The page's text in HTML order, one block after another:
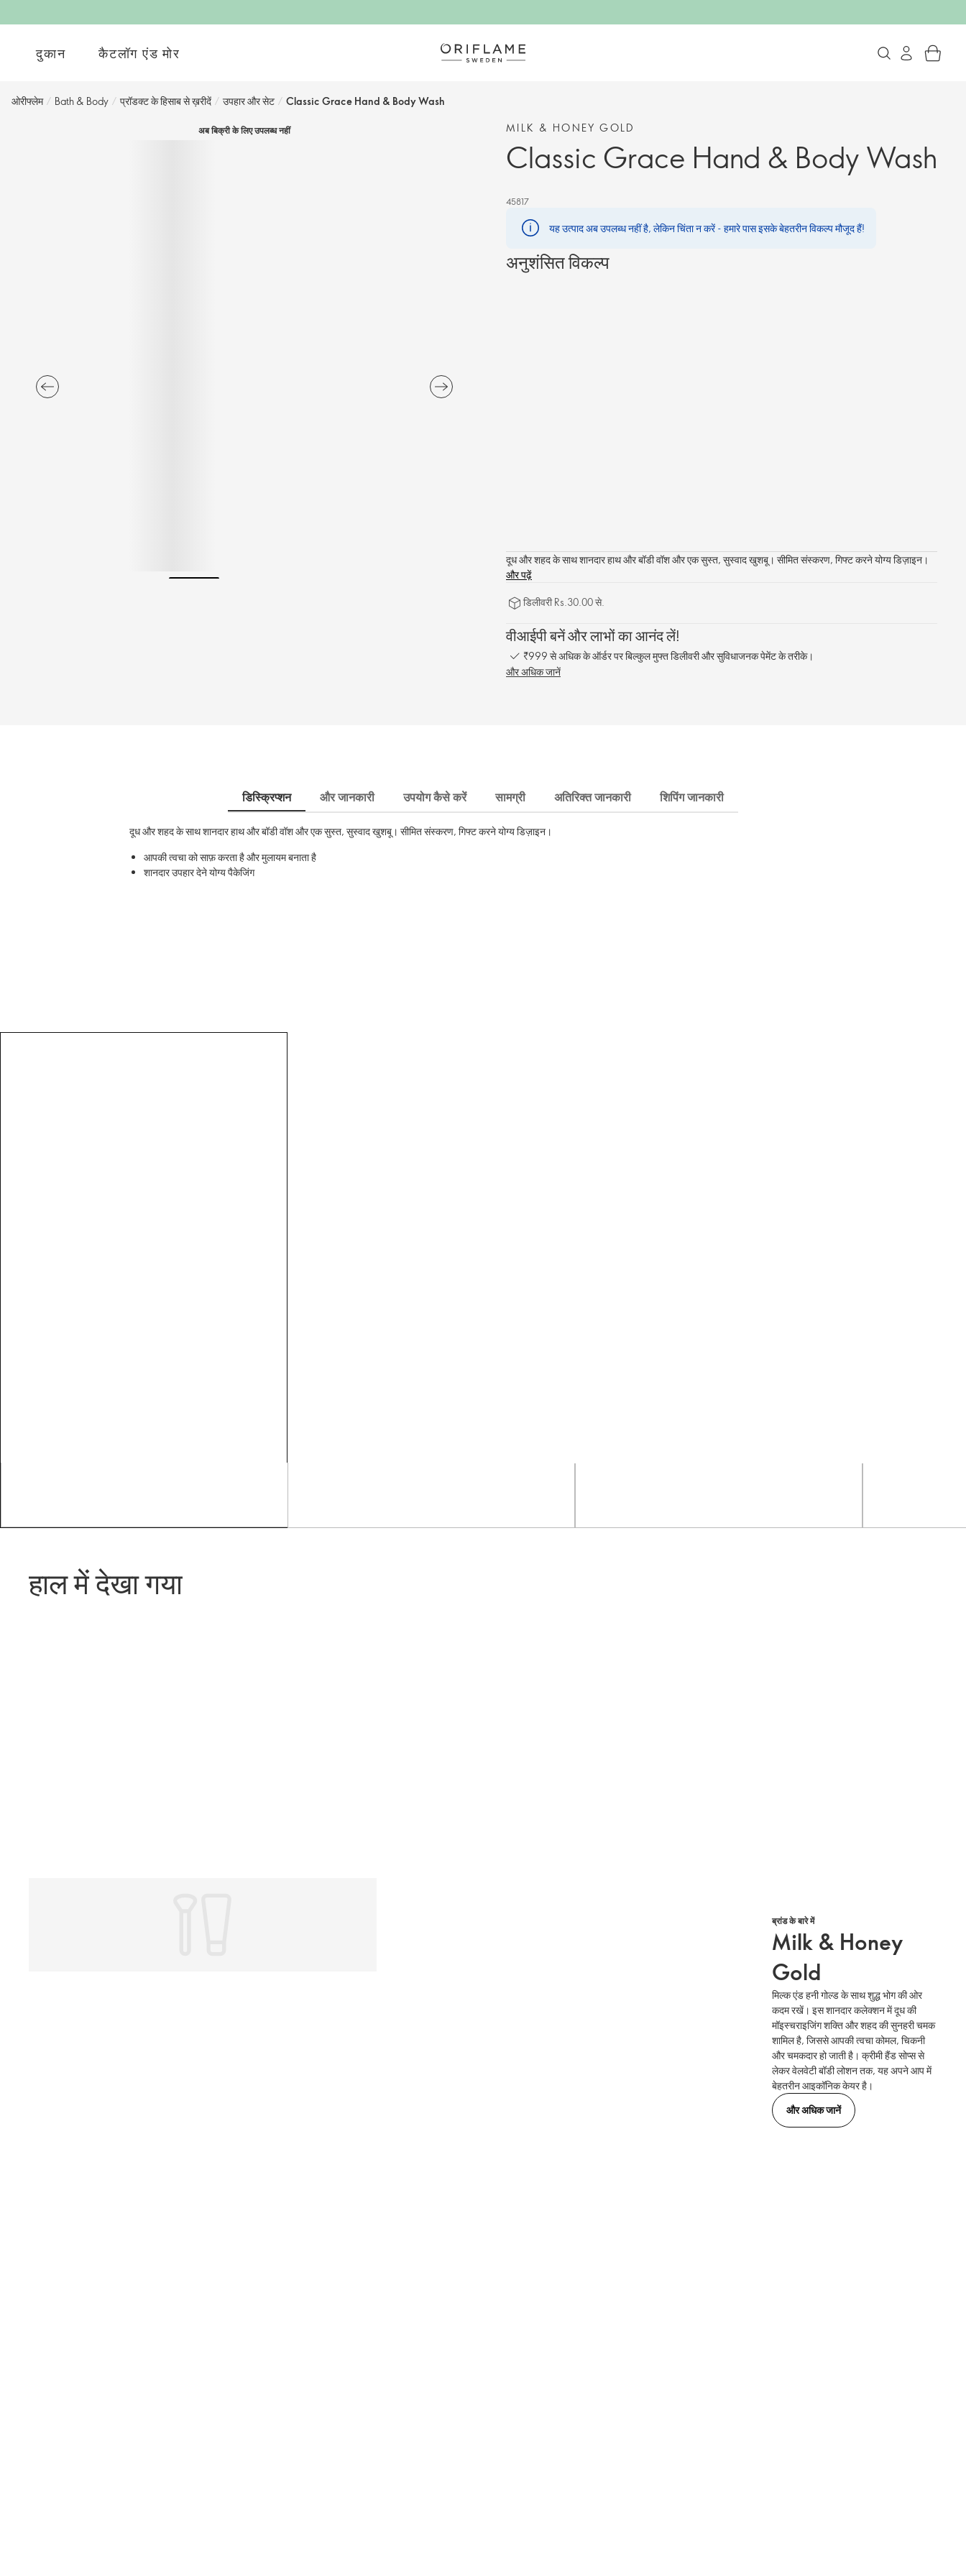
दुकान कैटलॉग एंड मोर
ओरीफ्लेम / Bath & Body / प्रॉडक्ट के हिसाब से ख़रीदें / उपहार और सेट / Classic Grace Hand & Body Wash
अब बिक्री के लिए उपलब्ध नहीं MILK & HONEY GOLD
Classic Grace Hand & Body Wash
45817
यह उत्पाद अब उपलब्ध नहीं है, लेकिन चिंता न करें - हमारे पास इसके बेहतरीन विकल्प मौजूद हैं!
अनुशंसित विकल्प
दूध और शहद के साथ शानदार हाथ और बॉडी वॉश और एक सुस्त, सुस्वाद खुशबू। सीमित संस्करण, गिफ्ट करने योग्य डिज़ाइन।
और पढ़ें
डिलीवरी Rs.30.00 से.
वीआईपी बनें और लाभों का आनंद लें!
₹999 से अधिक के ऑर्डर पर बिल्कुल मुफ्त डिलीवरी और सुविधाजनक पेमेंट के तरीके।
और अधिक जानें
डिस्क्रिप्शन और जानकारी उपयोग कैसे करें सामग्री अतिरिक्त जानकारी शिपिंग जानकारी
दूध और शहद के साथ शानदार हाथ और बॉडी वॉश और एक सुस्त, सुस्वाद खुशबू। सीमित संस्करण, गिफ्ट करने योग्य डिज़ाइन।
आपकी त्वचा को साफ़ करता है और मुलायम बनाता है
शानदार उपहार देने योग्य पैकेजिंग
हाल में देखा गया
ब्रांड के बारे में
Milk & Honey
Gold
मिल्क एंड हनी गोल्ड के साथ शुद्ध भोग की ओर
कदम रखें। इस शानदार कलेक्शन में दूध की
मॉइस्चराइजिंग शक्ति और शहद की सुनहरी चमक
शामिल है, जिससे आपकी त्वचा कोमल, चिकनी
और चमकदार हो जाती है। क्रीमी हैंड सोप्स से
लेकर वेलवेटी बॉडी लोशन तक, यह अपने आप में
बेहतरीन आइकॉनिक केयर है।
और अधिक जानें